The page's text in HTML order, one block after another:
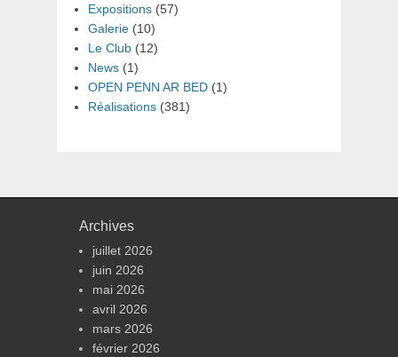
Expositions (57)
Galerie (10)
Le Club (12)
News (1)
OPEN PENN AR BED (1)
Réalisations (381)
Archives
juillet 2026
juin 2026
mai 2026
avril 2026
mars 2026
février 2026